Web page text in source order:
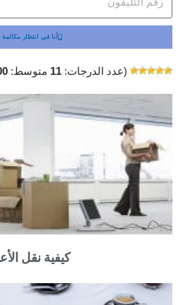
أنا في انتظار مكالمة
(عدد الدرجات: 11 متوسط:
كيفية نقل